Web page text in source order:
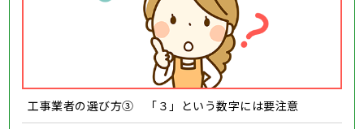
工事業者の選び方③ 「３」という数字には要注意